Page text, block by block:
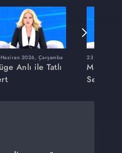
2026, Çarşamba
Anlı ile Tatlı
23 Haziran
Müge
Sert